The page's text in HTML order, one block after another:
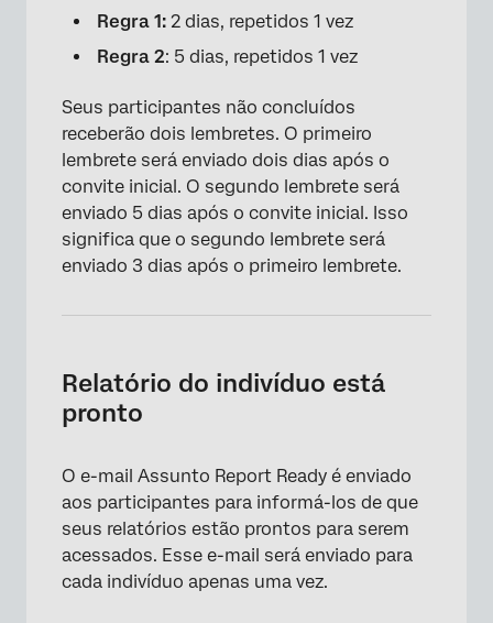
Regra 1: 2 dias, repetidos 1 vez
Regra 2: 5 dias, repetidos 1 vez
Seus participantes não concluídos
receberão dois lembretes. O primeiro
lembrete será enviado dois dias após o
convite inicial. O segundo lembrete será
enviado 5 dias após o convite inicial. Isso
significa que o segundo lembrete será
enviado 3 dias após o primeiro lembrete.
Relatório do indivíduo está
pronto
O e-mail Assunto Report Ready é enviado
aos participantes para informá-los de que
seus relatórios estão prontos para serem
acessados. Esse e-mail será enviado para
cada indivíduo apenas uma vez.